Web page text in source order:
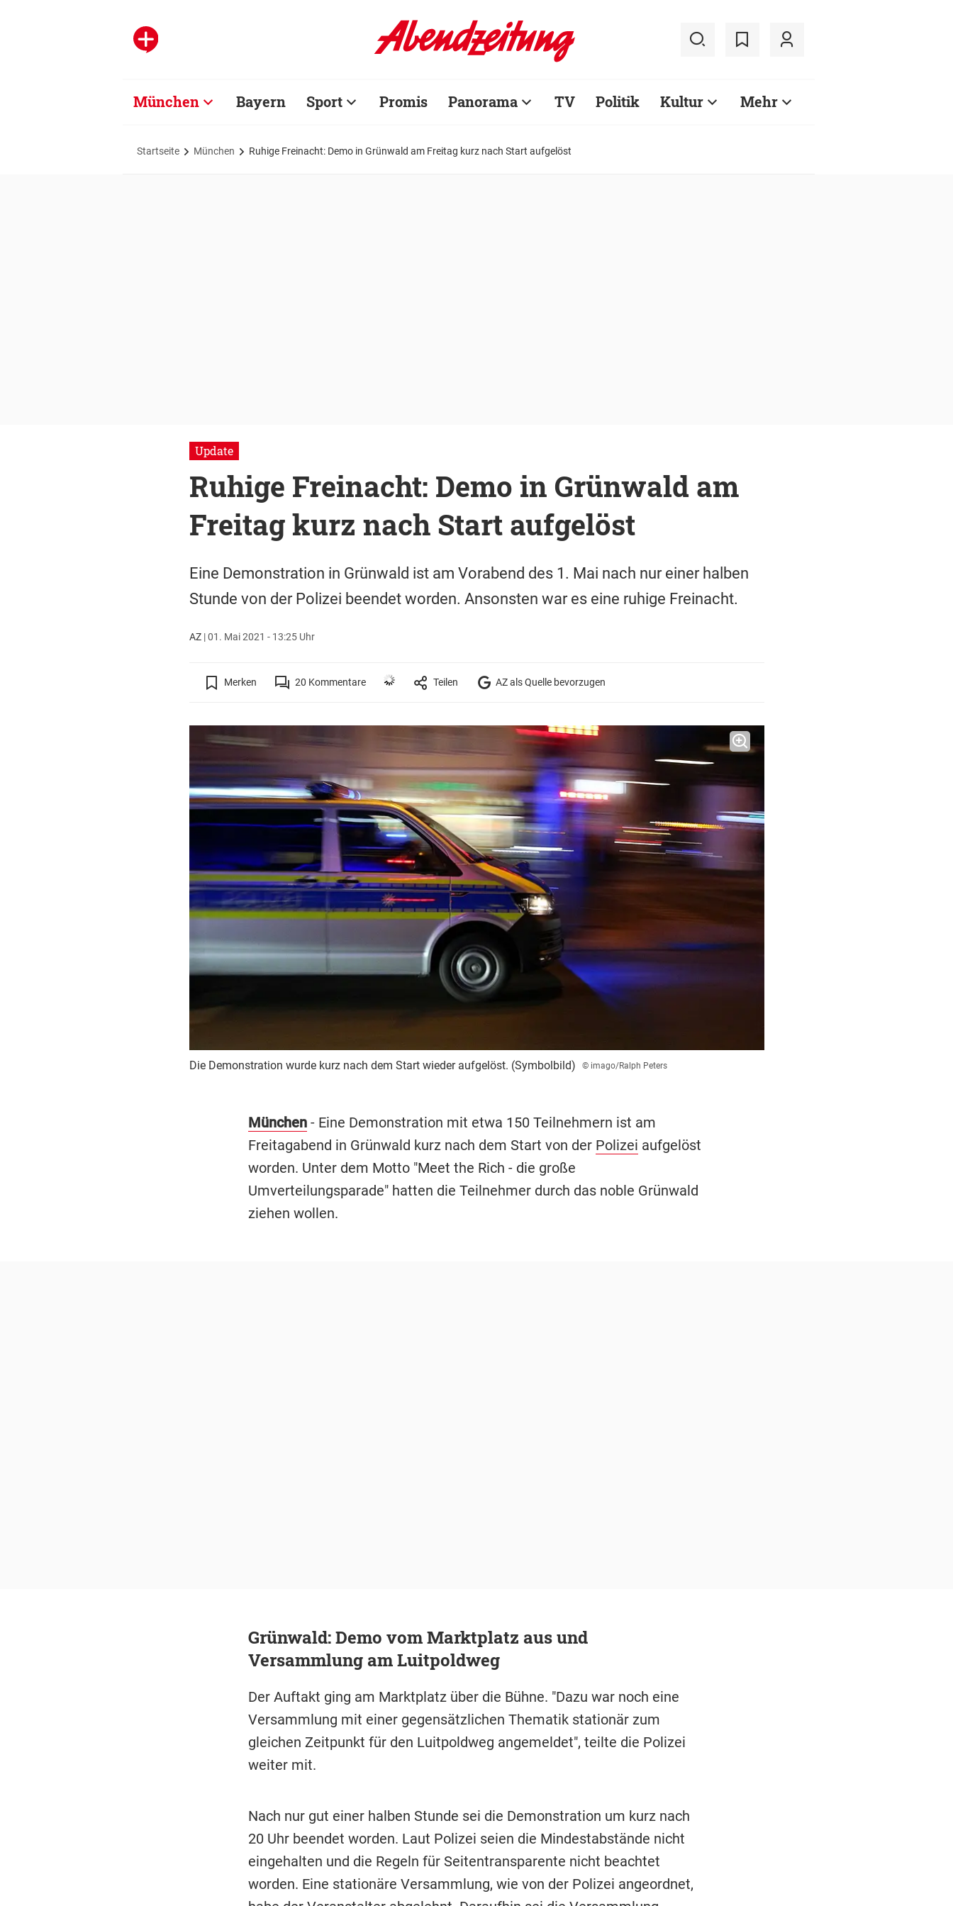
München Bayern Sport Promis Panorama TV Politik Kultur Mehr
Startseite München Ruhige Freinacht: Demo in Grünwald am Freitag kurz nach Start aufgelöst
Update
Ruhige Freinacht: Demo in Grünwald am
Freitag kurz nach Start aufgelöst
Eine Demonstration in Grünwald ist am Vorabend des 1. Mai nach nur einer halben
Stunde von der Polizei beendet worden. Ansonsten war es eine ruhige Freinacht.
AZ|01. Mai 2021 - 13:25 Uhr
Merken 20 Kommentare Teilen AZ als Quelle bevorzugen
Die Demonstration wurde kurz nach dem Start wieder aufgelöst. (Symbolbild) © imago/Ralph Peters
München- Eine Demonstration mit etwa 150 Teilnehmern ist am
Freitagabend in Grünwald kurz nach dem Start von der Polizei aufgelöst
worden. Unter dem Motto "Meet the Rich - die große
Umverteilungsparade" hatten die Teilnehmer durch das noble Grünwald
ziehen wollen.
Grünwald: Demo vom Marktplatz aus und
Versammlung am Luitpoldweg
Der Auftakt ging am Marktplatz über die Bühne. "Dazu war noch eine
Versammlung mit einer gegensätzlichen Thematik stationär zum
gleichen Zeitpunkt für den Luitpoldweg angemeldet", teilte die Polizei
weiter mit.
Nach nur gut einer halben Stunde sei die Demonstration um kurz nach
20 Uhr beendet worden. Laut Polizei seien die Mindestabstände nicht
eingehalten und die Regeln für Seitentransparente nicht beachtet
worden. Eine stationäre Versammlung, wie von der Polizei angeordnet,